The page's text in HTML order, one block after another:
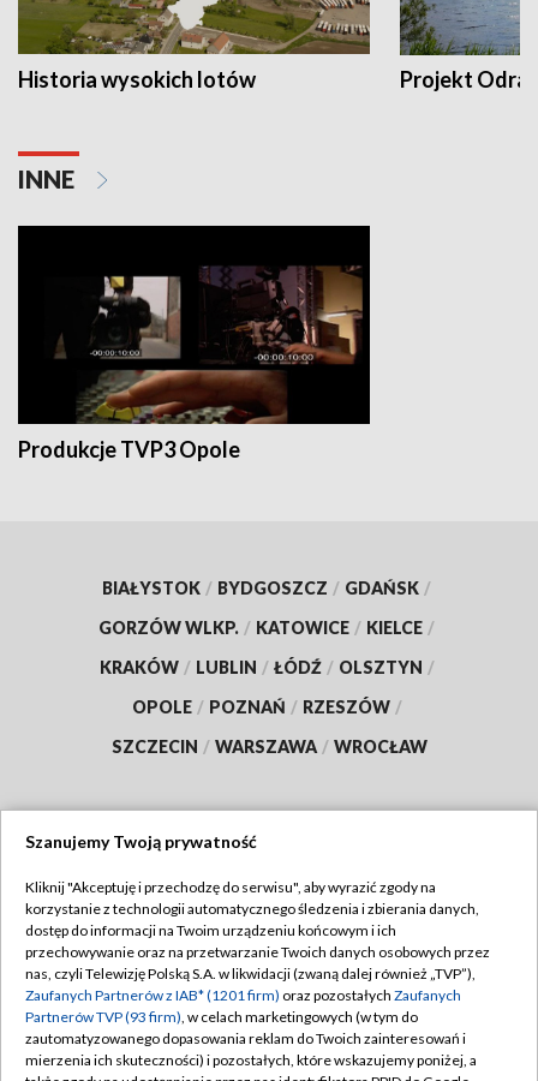
Historia wysokich lotów Projekt Odra
INNE
Produkcje TVP3 Opole
BIAŁYSTOK / BYDGOSZCZ / GDAŃSK /
GORZÓW WLKP. / KATOWICE / KIELCE /
KRAKÓW / LUBLIN / ŁÓDŹ / OLSZTYN /
OPOLE / POZNAŃ / RZESZÓW /
SZCZECIN / WARSZAWA / WROCŁAW
TVP
Abonament TVP
Emisja w TVP
Centrum informacji TVP
Naziemna Telewizja Cyfrowa
Regulamin TVP
Polityka prywatności
Moje zgody
Pomoc
Szanujemy Twoją prywatność
Kliknij "Akceptuję i przechodzę do serwisu", aby wyrazić zgody na
korzystanie z technologii automatycznego śledzenia i zbierania danych,
dostęp do informacji na Twoim urządzeniu końcowym i ich
przechowywanie oraz na przetwarzanie Twoich danych osobowych przez
nas, czyli Telewizję Polską S.A. w likwidacji (zwaną dalej również „TVP”),
Zaufanych Partnerów z IAB* (1201 firm) oraz pozostałych Zaufanych
Partnerów TVP (93 firm), w celach marketingowych (w tym do
zautomatyzowanego dopasowania reklam do Twoich zainteresowań i
mierzenia ich skuteczności) i pozostałych, które wskazujemy poniżej, a